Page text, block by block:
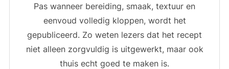
Pas wanneer bereiding, smaak, textuur en
eenvoud volledig kloppen, wordt het
gepubliceerd. Zo weten lezers dat het recept
niet alleen zorgvuldig is uitgewerkt, maar ook
thuis echt goed te maken is.